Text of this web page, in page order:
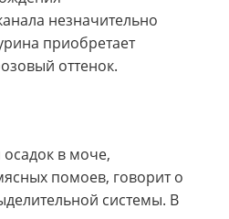
незначительно
приобретает
оттенок.
в моче,
помоев, говорит о
системы. В